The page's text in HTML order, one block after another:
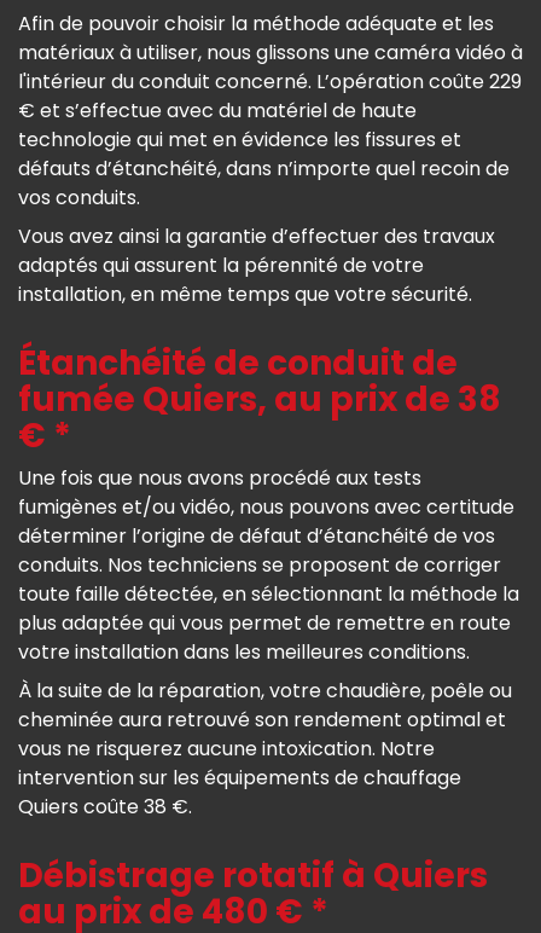
Afin de pouvoir choisir la méthode adéquate et les
matériaux à utiliser, nous glissons une caméra vidéo à
l'intérieur du conduit concerné. L’opération coûte 229
€ et s’effectue avec du matériel de haute
technologie qui met en évidence les fissures et
défauts d’étanchéité, dans n’importe quel recoin de
vos conduits.
Vous avez ainsi la garantie d’effectuer des travaux
adaptés qui assurent la pérennité de votre
installation, en même temps que votre sécurité.
Étanchéité de conduit de
fumée Quiers, au prix de 38
€ *
Une fois que nous avons procédé aux tests
fumigènes et/ou vidéo, nous pouvons avec certitude
déterminer l’origine de défaut d’étanchéité de vos
conduits. Nos techniciens se proposent de corriger
toute faille détectée, en sélectionnant la méthode la
plus adaptée qui vous permet de remettre en route
votre installation dans les meilleures conditions.
À la suite de la réparation, votre chaudière, poêle ou
cheminée aura retrouvé son rendement optimal et
vous ne risquerez aucune intoxication. Notre
intervention sur les équipements de chauffage
Quiers coûte 38 €.
Débistrage rotatif à Quiers
au prix de 480 € *